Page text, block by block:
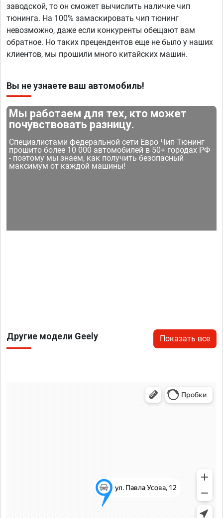
заводской, то он сможет вычислить наличие чип
тюнинга. На 100% замаскировать чип тюнинг
невозможно, даже если конкуренты обещают вам
обратное. Но таких прецендентов еще не было у наших
клиентов, мы прошили много китайских машин.
Вы не узнаете ваш автомобиль!
Мы работаем для тех, кто может
почувствовать разницу.
Специалистами федеральной сети Евро Чип Тюнинг
прошито более 10 000 автомобилей в 50+ городах РФ
- поэтому мы знаем, как получить безопасный
максимум от каждой машины!
Другие модели Geely Показать все